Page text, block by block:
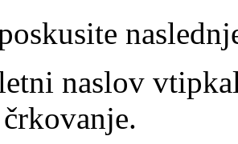
naslov